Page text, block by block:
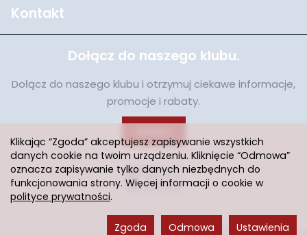
Kontakt
Dołącz do naszego klubu.
Dołącz do naszego klubu i otrzymuj ciekawe informacje,
promocje i rabaty.
Klikając “Zgoda” akceptujesz zapisywanie wszystkich
danych cookie na twoim urządzeniu. Kliknięcie “Odmowa”
oznacza zapisywanie tylko danych niezbędnych do
funkcjonowania strony. Więcej informacji o cookie w
polityce prywatności.
Ustawienia
Odmowa
Zgoda